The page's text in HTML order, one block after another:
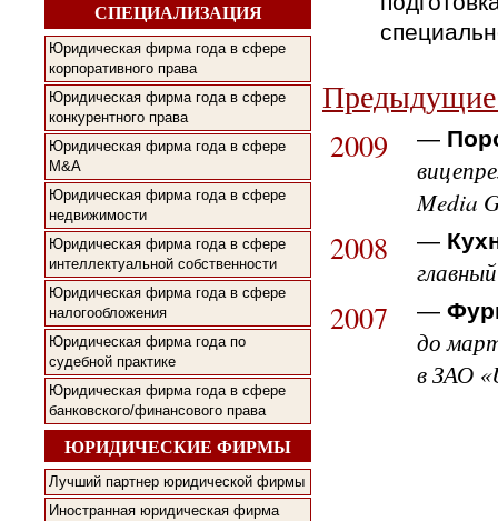
СПЕЦИАЛИЗАЦИЯ
Юридическая фирма года в сфере
корпоративного права
Юридическая фирма года в сфере
конкурентного права
Юридическая фирма года в сфере
M&A
Юридическая фирма года в сфере
недвижимости
Юридическая фирма года в сфере
интеллектуальной собственности
Юридическая фирма года в сфере
налогообложения
Юридическая фирма года по
судебной практике
Юридическая фирма года в сфере
банковского/финансового права
ЮРИДИЧЕСКИЕ ФИРМЫ
Лучший партнер юридической фирмы
Иностранная юридическая фирма
Предыдущие
2009 —
Media
2008 —
2007 —
до
в ЗАО